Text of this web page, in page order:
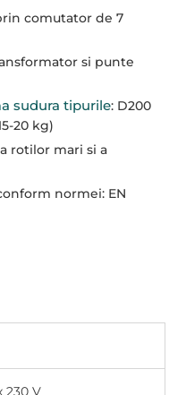
comutator de 7
si punte
sudura tipurile: D200
20 kg)
rotilor mari si a
normei: EN
230 V